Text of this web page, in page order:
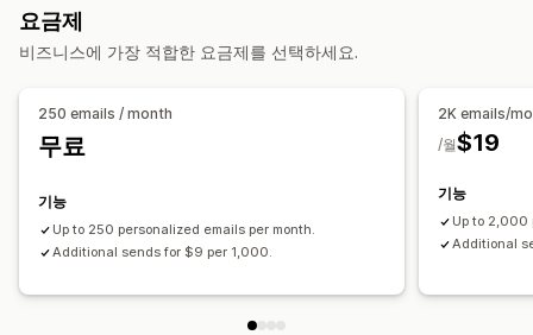
캠페인 관리
편집기 도구
템플릿 커스텀 폰트 자동화 타게팅
요금제
비즈니스에 가장 적합한 요금제를 선택하세요.
250 emails / month
무료
기능
Up to 250 personalized emails per month.
Additional sends for $9 per 1,000.
2K emails/
$19
/월
기능
Up to 2,000
Additional